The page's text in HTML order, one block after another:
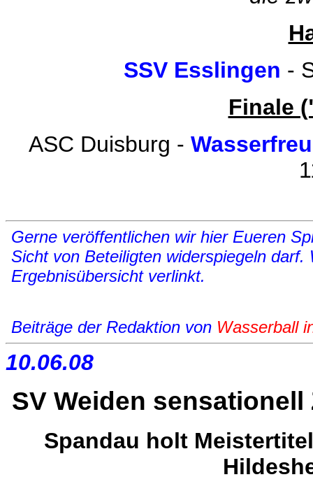
SSV Esslingen -
Finale
ASC Duisburg -
Gerne veröffentlichen wir hier Eueren
Sicht von Beteiligten widerspiegeln
Ergebnisübersicht verlinkt.
Beiträge der Redaktion von Wasserball
10.06.08
SV Weiden
Spandau holt